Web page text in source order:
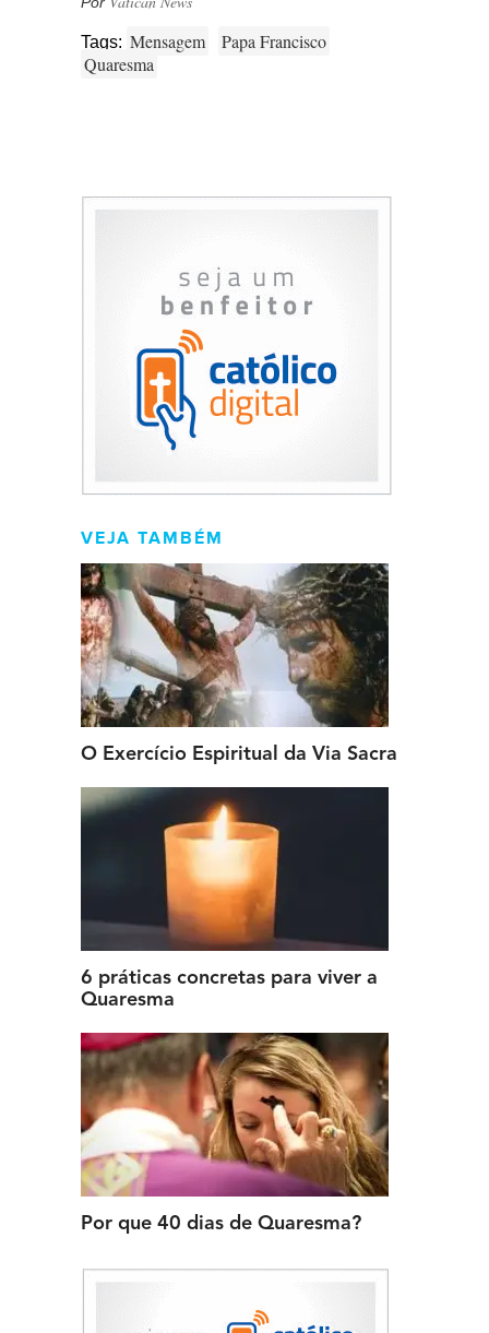
Tags: Mensagem
Papa Francisco
Quaresma
VEJA TAMBÉM
O Exercício Espiritual da Via Sacra
6 práticas concretas para viver a
Quaresma
Por que 40 dias de Quaresma?